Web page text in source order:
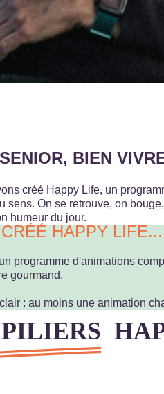
rendez-vous pour une visite
et de gestion des données de
BIEN
créé Happy Life, un
sens. On se retrouve, on
humeur du jour.
HAPPY LIFE...
programme d'animations
gourmand.
: au moins une animation